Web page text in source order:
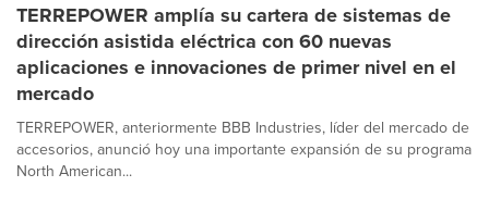
TERREPOWER amplía su cartera de sistemas de
dirección asistida eléctrica con 60 nuevas
aplicaciones e innovaciones de primer nivel en el
mercado
TERREPOWER, anteriormente BBB Industries, líder del mercado de
accesorios, anunció hoy una importante expansión de su programa
North American...